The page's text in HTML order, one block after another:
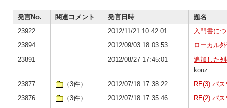
発言No. 関連コメント 発言日時
題名
23922
2012/11/21 10:42:01
入門書に
23894
2012/09/03 18:03:53
ローカル
23891
2012/08/27 17:45:01
追加した
kouz
23877
（3件） 2012/07/18 17:38:22
RE(3):パ
23876
（3件） 2012/07/18 17:35:46
RE(2):パ